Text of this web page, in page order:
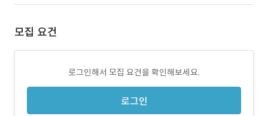
모집 요건
로그인해서 모집 요건을 확인해보세요.
로그인